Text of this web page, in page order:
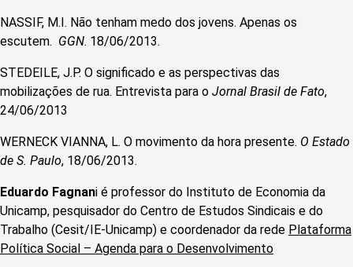
NASSIF, M.I. Não tenham medo dos jovens. Apenas os
escutem. GGN. 18/06/2013.
STEDEILE, J.P. O significado e as perspectivas das
mobilizações de rua. Entrevista para o Jornal Brasil de Fato,
24/06/2013
WERNECK VIANNA, L. O movimento da hora presente. O Estado
de S. Paulo, 18/06/2013.
Eduardo Fagnani é professor do Instituto de Economia da
Unicamp, pesquisador do Centro de Estudos Sindicais e do
Trabalho (Cesit/IE-Unicamp) e coordenador da rede Plataforma
Política Social – Agenda para o Desenvolvimento